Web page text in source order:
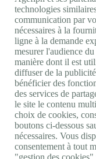
Site portail
Activateur de
Handinnov
Innovation et
Université du
Service AppuiPro
Nous suivre
Youtube
Linkedin
Facebook
technologies
communication par
nécessaires à la
ligne à la demande
mesurer l'audience
manière dont il est
diffuser de la
bénéficier des
des services de
le site le contenu
choix de cookies,
boutons ci-dessous
nécessaires. Vous
consentement à tout
"gestion des cookies"